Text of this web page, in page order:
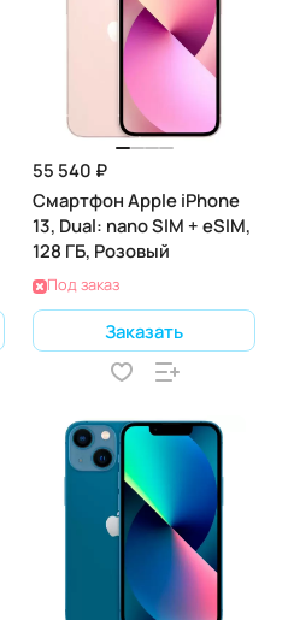
55 540 ₽
Смартфон Apple iPhone
13, Dual: nano SIM + eSIM,
128 ГБ, Розовый
Под заказ
Заказать